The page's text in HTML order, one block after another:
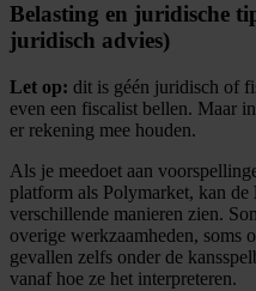
Belasting en juridische
juridisch advies)
Let op: dit is géén juridisch of
even een fiscalist bellen. Maar
er rekening mee houden.
Als je meedoet aan
platform als Polymarket, kan de
verschillende manieren zien.
overige werkzaamheden, soms
gevallen zelfs onder de
vanaf hoe ze het interpreteren.